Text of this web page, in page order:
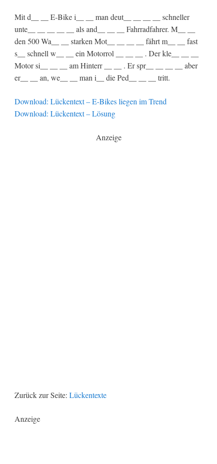
Mit d__ __ E-Bike i__ __ man deut__ __ __ __ schneller
unte__ __ __ __ __ als and__ __ __ Fahrradfahrer. M__ __
den 500 Wa__ __ starken Mot__ __ __ __ fährt m__ __ fast
s__ schnell w__ __ ein Motorrol __ __ __ . Der kle__ __ __
Motor si__ __ __ am Hinterr __ __ . Er spr__ __ __ __ aber
er__ __ an, we__ __ man i__ die Ped__ __ __ tritt.
Download: Lückentext – E-Bikes liegen im Trend
Download: Lückentext – Lösung
Anzeige
Zurück zur Seite: Lückentexte
Anzeige